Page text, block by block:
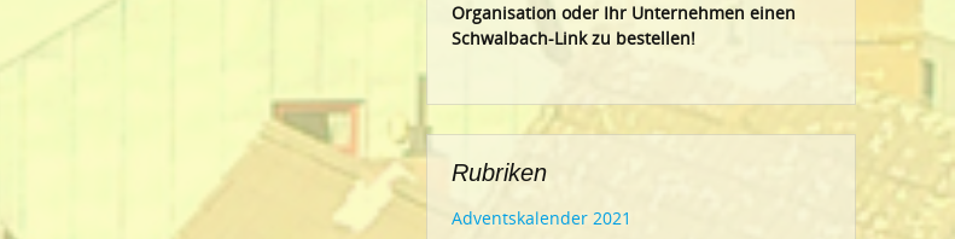
Organisation oder Ihr Unternehmen einen
Schwalbach-Link zu bestellen!
Rubriken
Adventskalender 2021